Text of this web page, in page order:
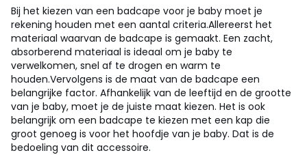
Bij het kiezen van een badcape voor je baby moet je
rekening houden met een aantal criteria.Allereerst het
materiaal waarvan de badcape is gemaakt. Een zacht,
absorberend materiaal is ideaal om je baby te
verwelkomen, snel af te drogen en warm te
houden.Vervolgens is de maat van de badcape een
belangrijke factor. Afhankelijk van de leeftijd en de grootte
van je baby, moet je de juiste maat kiezen. Het is ook
belangrijk om een badcape te kiezen met een kap die
groot genoeg is voor het hoofdje van je baby. Dat is de
bedoeling van dit accessoire.